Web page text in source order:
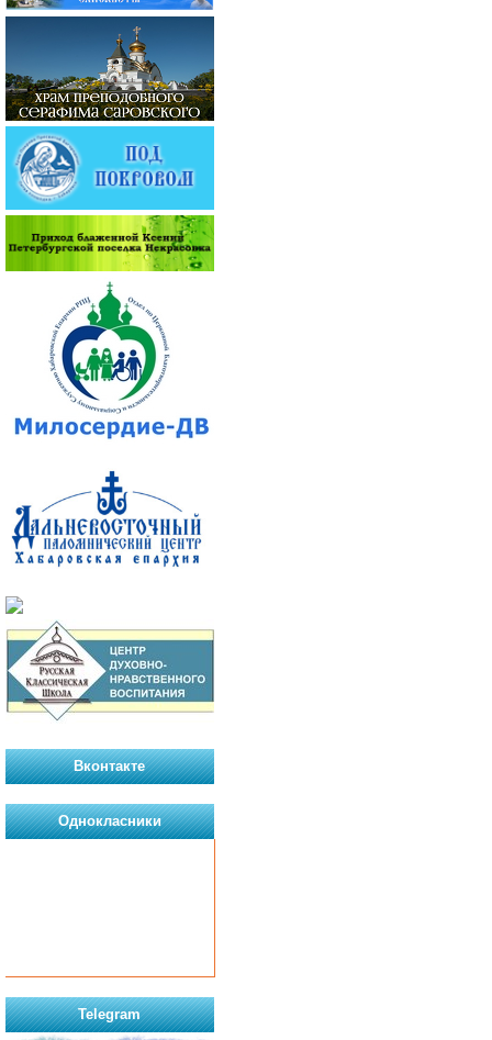
Вконтакте
Однокласники
Telegram